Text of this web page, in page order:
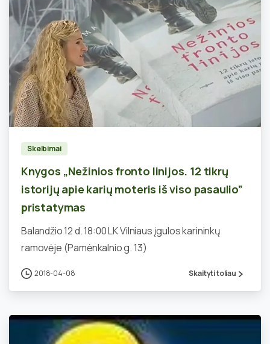
Skelbimai
Knygos „Nežinios fronto linijos. 12 tikrų
istorijų apie karių moteris iš viso pasaulio”
pristatymas
Balandžio 12 d. 18:00 LK Vilniaus įgulos karininkų
ramovėje (Pamėnkalnio g. 13)
2018-04-08 Skaityti toliau